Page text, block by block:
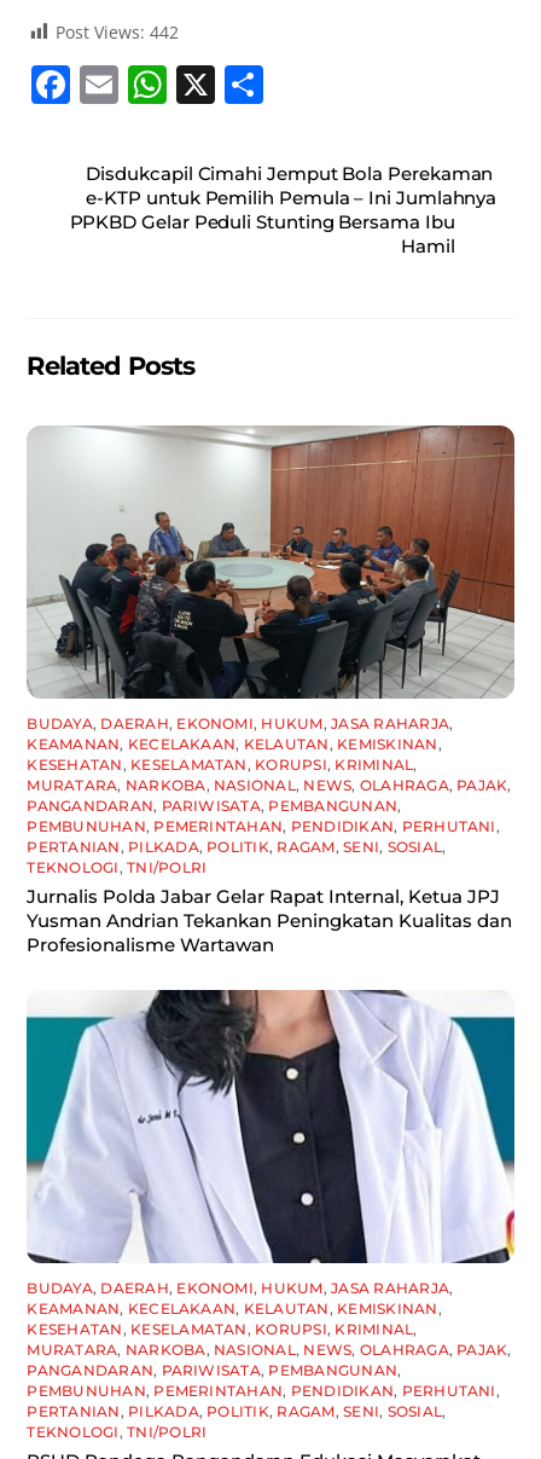
Post Views: 442
F
c
e
b
k
E
ai
l
W
at
s
A
X
ar
e
Disdukcapil Cimahi Jemput Bola Perekaman
e-KTP untuk Pemilih Pemula – Ini Jumlahnya
PPKBD Gelar Peduli Stunting Bersama Ibu
Hamil
Related Posts
BUDAYA, DAERAH, EKONOMI, HUKUM,JASA RAHARJA,
KEAMANAN, KECELAKAAN, KELAUTAN , KEMISKINAN ,
KESEHATAN , KESELAMATAN , KORUPSI, KRIMINAL ,
MURATARA, NARKOBA, NASIONAL , NEWS, OLAHRAGA, PAJAK,
PANGANDARAN, PARIWISATA, PEMBANGUNAN,
PEMBUNUHAN, PEMERINTAHAN, PENDIDIKAN, PERHUTANI ,
PERTANIAN , PILKADA, POLITIK, RAGAM,SENI, SOSIAL ,
TEKNOLOGI ,TNI/POLRI
Jurnalis Polda Jabar Gelar Rapat Internal, Ketua JPJ
Yusman Andrian Tekankan Peningkatan Kualitas dan
Profesionalisme Wartawan
BUDAYA, DAERAH, EKONOMI, HUKUM,JASA RAHARJA,
KEAMANAN, KECELAKAAN, KELAUTAN , KEMISKINAN ,
KESEHATAN , KESELAMATAN , KORUPSI, KRIMINAL ,
MURATARA, NARKOBA, NASIONAL , NEWS, OLAHRAGA, PAJAK,
PANGANDARAN, PARIWISATA, PEMBANGUNAN,
PEMBUNUHAN, PEMERINTAHAN, PENDIDIKAN, PERHUTANI ,
PERTANIAN , PILKADA, POLITIK, RAGAM,SENI, SOSIAL ,
TEKNOLOGI ,TNI/POLRI